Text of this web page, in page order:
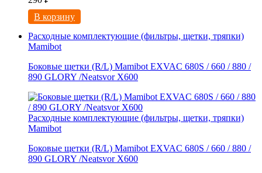
В корзину
Расходные комплектующие (фильтры, щетки, тряпки)
Mamibot
Боковые щетки (R/L) Mamibot EXVAC 680S / 660 / 880 /
890 GLORY /Neatsvor X600
Расходные комплектующие (фильтры, щетки, тряпки)
Mamibot
Боковые щетки (R/L) Mamibot EXVAC 680S / 660 / 880 /
890 GLORY /Neatsvor X600